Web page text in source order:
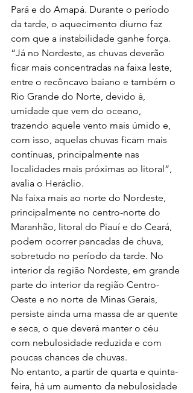
Pará e do Amapá. Durante o período
da tarde, o aquecimento diurno faz
com que a instabilidade ganhe força.
“Já no Nordeste, as chuvas deverão
ficar mais concentradas na faixa leste,
entre o recôncavo baiano e também o
Rio Grande do Norte, devido à,
umidade que vem do oceano,
trazendo aquele vento mais úmido e,
com isso, aquelas chuvas ficam mais
contínuas, principalmente nas
localidades mais próximas ao litoral”,
avalia o Heráclio.
Na faixa mais ao norte do Nordeste,
principalmente no centro-norte do
Maranhão, litoral do Piauí e do Ceará,
podem ocorrer pancadas de chuva,
sobretudo no período da tarde. No
interior da região Nordeste, em grande
parte do interior da região Centro-
Oeste e no norte de Minas Gerais,
persiste ainda uma massa de ar quente
e seca, o que deverá manter o céu
com nebulosidade reduzida e com
poucas chances de chuvas.
No entanto, a partir de quarta e quinta-
feira, há um aumento da nebulosidade